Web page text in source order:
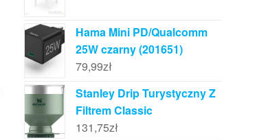
Hama Mini PD/Qualcomm
25W czarny (201651)
79,99zł
Stanley Drip Turystyczny Z
Filtrem Classic
131,75zł